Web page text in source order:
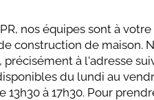
nos équipes sont à
construction de maison.
précisément à l'adresse
du lundi au
13h30 à 17h30. Pour